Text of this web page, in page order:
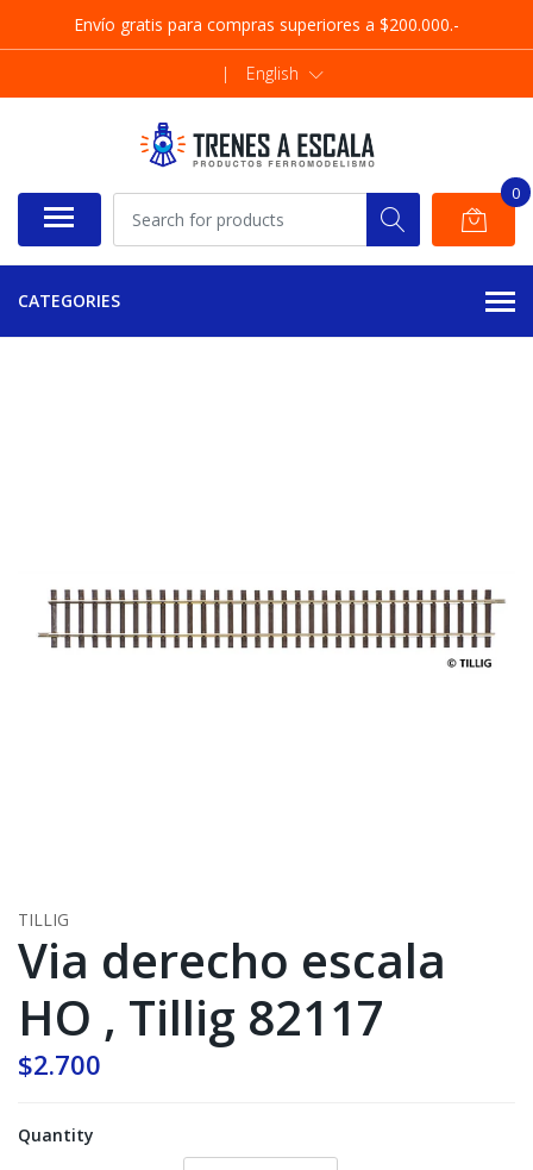
Envío gratis para compras superiores a $200.000.-
| English
0
CATEGORIES
TILLIG
Via derecho escala
HO , Tillig 82117
$2.700
Quantity